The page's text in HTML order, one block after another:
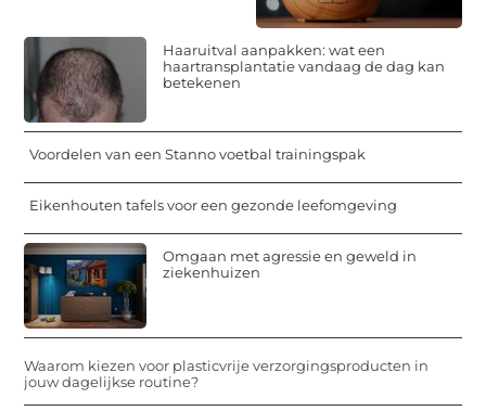
Haaruitval aanpakken: wat een
haartransplantatie vandaag de dag kan
betekenen
Voordelen van een Stanno voetbal trainingspak
Eikenhouten tafels voor een gezonde leefomgeving
Omgaan met agressie en geweld in
ziekenhuizen
Waarom kiezen voor plasticvrije verzorgingsproducten in
jouw dagelijkse routine?